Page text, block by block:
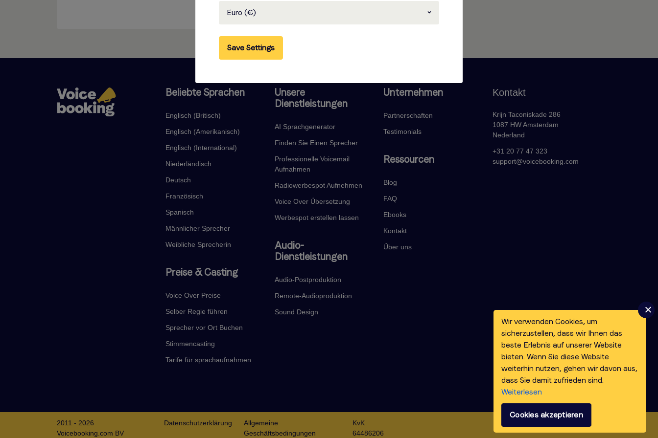
Beliebte Sprachen
Englisch (Britisch)
Englisch (Amerikanisch)
Englisch (International)
Niederländisch
Deutsch
Französisch
Spanisch
Männlicher Sprecher
Weibliche Sprecherin
Preise & Casting
Voice Over Preise
Selber Regie führen
Sprecher vor Ort Buchen
Stimmencasting
Tarife für sprachaufnahmen
Unsere
Dienstleistungen
AI Sprachgenerator
Finden Sie Einen Sprecher
Professionelle Voicemail
Aufnahmen
Radiowerbespot Aufnehmen
Voice Over Übersetzung
Werbespot erstellen lassen
Audio-
Dienstleistungen
Audio-Postproduktion
Remote-Audioproduktion
Sound Design
Unternehmen
Partnerschaften
Testimonials
Ressourcen
Blog
FAQ
Ebooks
Kontakt
Über uns
Kontakt
Krijn Taconiskade 286
1087 HW Amsterdam
Nederland
+31 20 77 47 323
support@voicebooking.com
2011 - 2026
Voicebooking.com BV
Datenschutzerklärung
Allgemeine
Geschäftsbedingungen
KvK
64486206
Euro (€)
Save Settings
Wir verwenden Cookies, um
sicherzustellen, dass wir Ihnen das
beste Erlebnis auf unserer Website
bieten. Wenn Sie diese Website
weiterhin nutzen, gehen wir davon aus,
dass Sie damit zufrieden sind.
Weiterlesen
Cookies akzeptieren